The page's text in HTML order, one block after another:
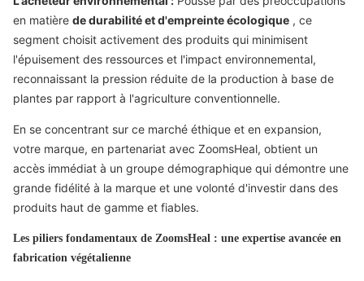
en matière de durabilité et d'empreinte écologique , ce
segment choisit activement des produits qui minimisent
l'épuisement des ressources et l'impact environnemental,
reconnaissant la pression réduite de la production à base de
plantes par rapport à l'agriculture conventionnelle.
En se concentrant sur ce marché éthique et en expansion,
votre marque, en partenariat avec ZoomsHeal, obtient un
accès immédiat à un groupe démographique qui démontre une
grande fidélité à la marque et une volonté d'investir dans des
produits haut de gamme et fiables.
Les piliers fondamentaux de ZoomsHeal : une expertise avancée en
fabrication végétalienne